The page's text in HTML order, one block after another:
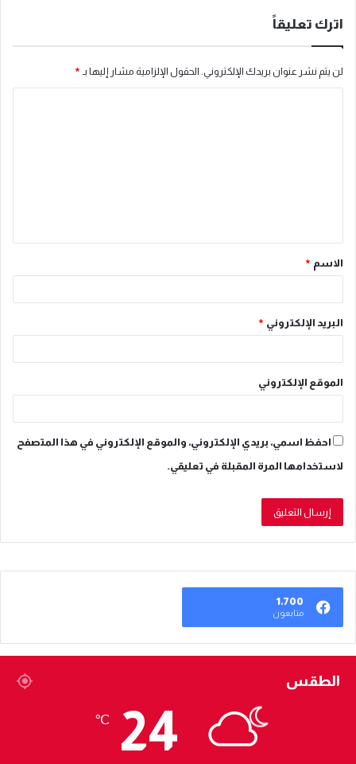
اترك تعليقاً
لن يتم نشر عنوان بريدك الإلكتروني. الحقول الإلزامية مشار إليها بـ *
ق
*
الاسم *
البريد الإلكتروني *
الموقع الإلكتروني
احفظ اسمي، بريدي الإلكتروني، والموقع الإلكتروني في هذا المتصفح
لاستخدامها المرة المقبلة في تعليقي.
1٬700
متابعون
الطقس
24
℃